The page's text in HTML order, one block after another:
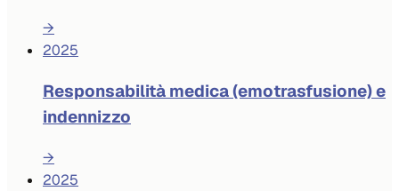
→
2025
Responsabilità medica (emotrasfusione) e
indennizzo
→
2025